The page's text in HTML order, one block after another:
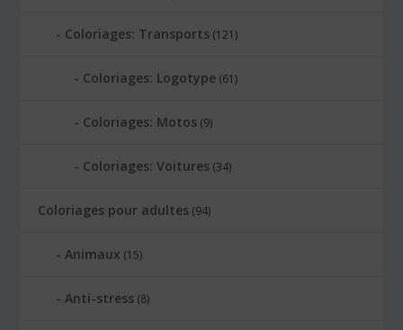
Coloriages: Transports (121)
Coloriages: Logotype (61)
Coloriages: Motos (9)
Coloriages: Voitures (34)
Coloriages pour adultes (94)
Animaux (15)
Anti-stress (8)